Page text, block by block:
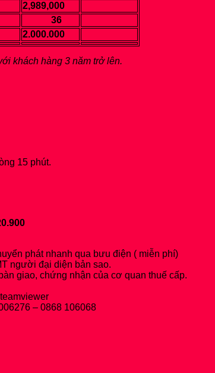
2,989,000
36
2.000.000
khách hàng 3 năm trở lên.
15 phút.
phát nhanh qua bưu điện ( miễn phí)
người đại diện bản sao.
giao, chứng nhận của cơ quan thuế cấp.
– 0868 106068